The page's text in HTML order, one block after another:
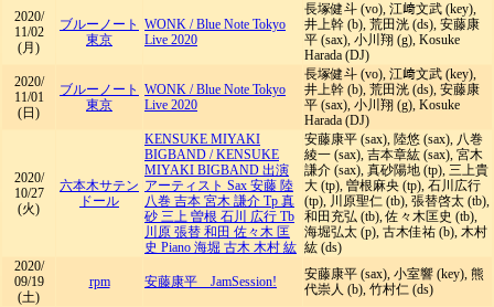
2020/
11/02
(月)
ブルーノート
東京
WONK /Blue Note Tokyo
Live 2020
長塚健斗 (vo), 江﨑文武 (key),
井上幹 (b), 荒田洸 (ds), 安藤康
平 (sax), 小川翔 (g), Kosuke
Harada (DJ)
2020/
11/01
(日)
ブルーノート
東京
WONK /Blue Note Tokyo
Live 2020
長塚健斗 (vo), 江﨑文武 (key),
井上幹 (b), 荒田洸 (ds), 安藤康
平 (sax), 小川翔 (g), Kosuke
Harada (DJ)
2020/
10/27
(火)
六本木サテン
ドール
KENSUKE MIYAKI
BIGBAND /KENSUKE
MIYAKI BIGBAND 出演
アーティスト Sax 安藤 陸
八巻 吉本 宮木 謙介 Tp 真
砂 三上 曽根 石川 広行 Tb
川原 張替 和田 佐々木 匡
史 Piano 海堀 古木 木村 紘
安藤康平 (sax), 陸悠 (sax), 八巻
綾一 (sax), 吉本章紘 (sax), 宮木
謙介 (sax), 真砂陽地 (tp), 三上貴
大 (tp), 曽根麻央 (tp), 石川広行
(tp), 川原聖仁 (tb), 張替啓太 (tb),
和田充弘 (tb), 佐々木匡史 (tb),
海堀弘太 (p), 古木佳祐 (b), 木村
紘 (ds)
2020/
09/19
(土)
rpm 安藤康平 JamSession!
安藤康平 (sax), 小室響 (key), 熊
代崇人 (b), 竹村仁 (ds)